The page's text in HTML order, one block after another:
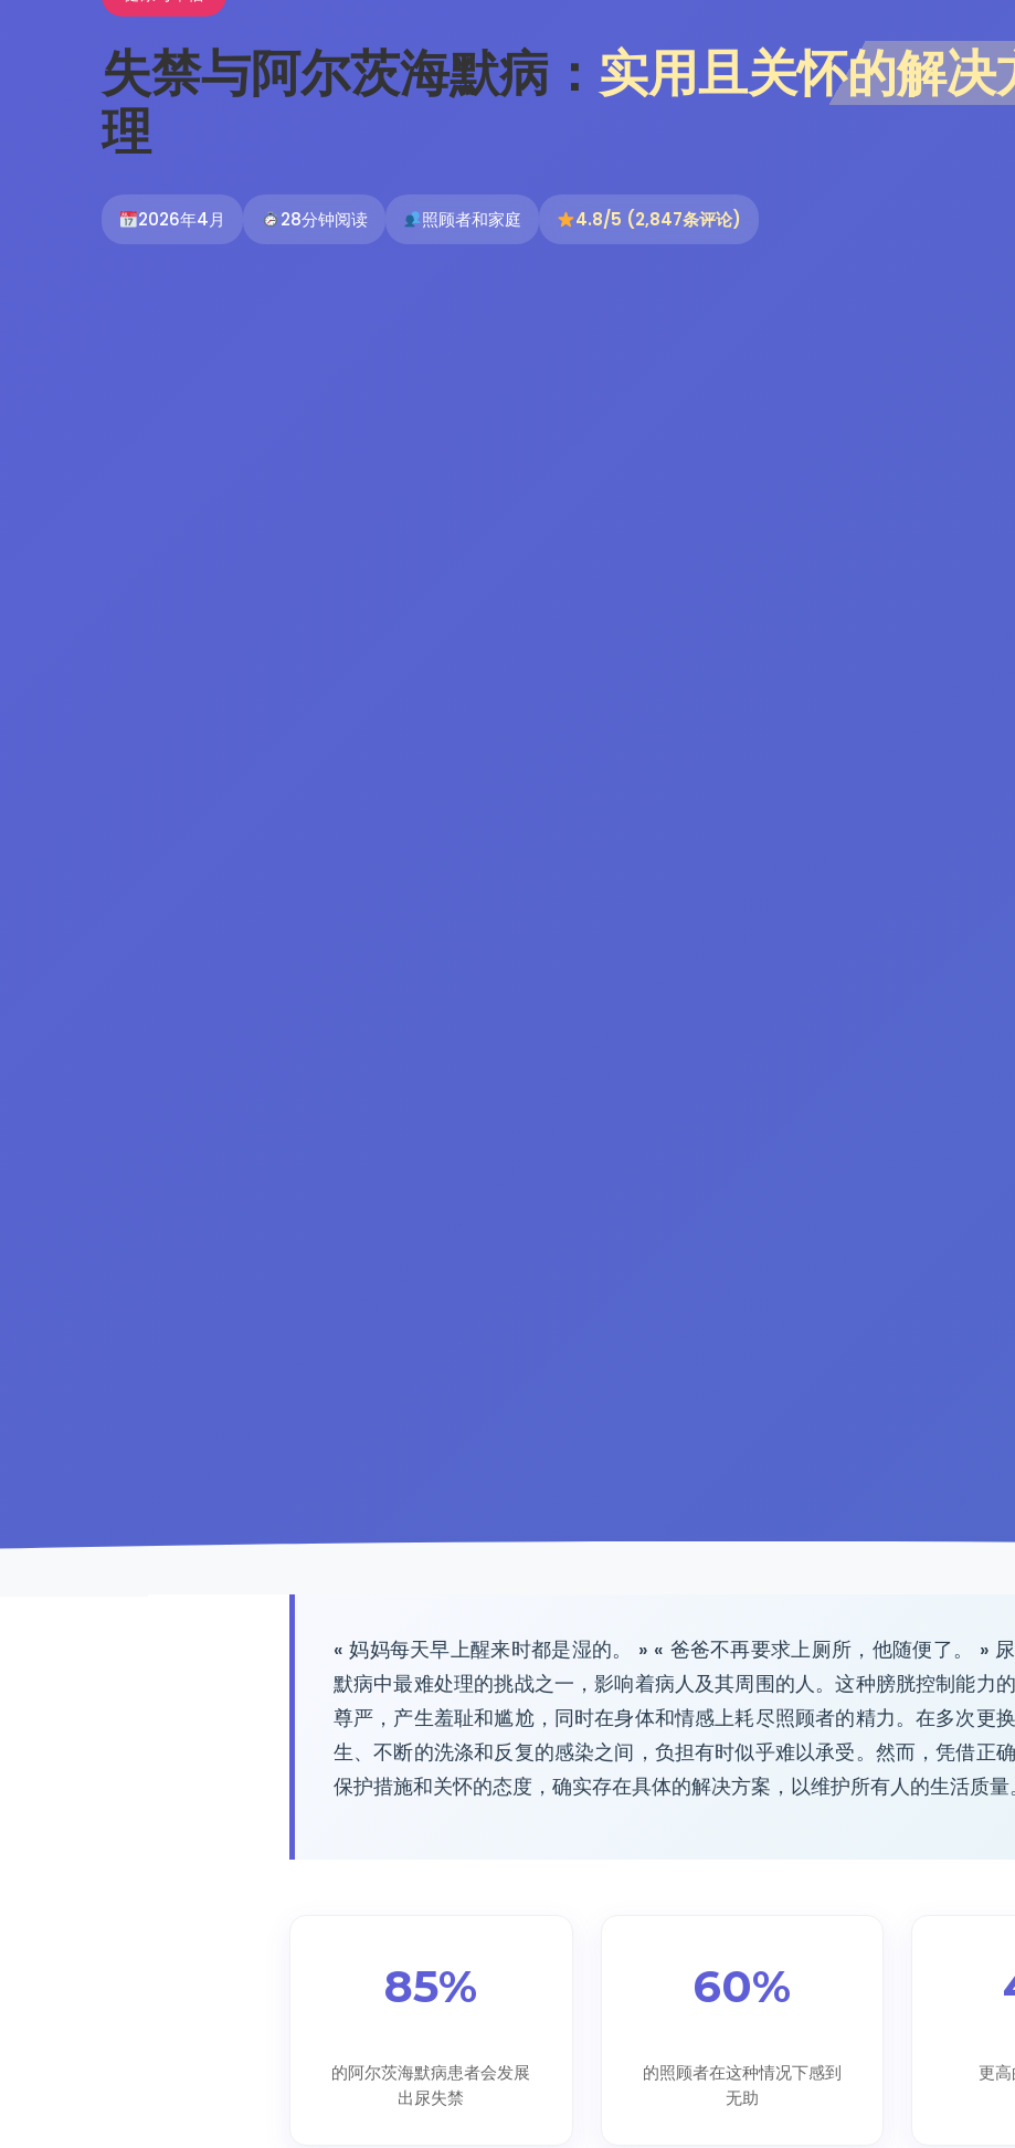
失禁与阿尔茨海默病： 实用且关怀的解决
理
2026年4月 28分钟阅读 照顾者和家庭 4.8/5 (2,847条评论)
« 妈妈每天早上醒来时都是湿的。 » « 爸爸不再要求上厕所，他随便了。 »
默病中最难处理的挑战之一，影响着病人及其周围的人。这种膀胱控制能力
尊严，产生羞耻和尴尬，同时在身体和情感上耗尽照顾者的精力。在多次更
生、不断的洗涤和反复的感染之间，负担有时似乎难以承受。然而，凭借正
保护措施和关怀的态度，确实存在具体的解决方案，以维护所有人的生活质量。
85%
的阿尔茨海默病患者会发展
出尿失禁
60%
的照顾者在这种情况下感到
无助
更